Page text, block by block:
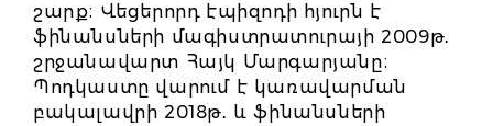
շարք։ Վեցերորդ էպիզոդի հյուրն է
ֆինանսների մագիստրատուրայի 2009թ․
շրջանավարտ Հայկ Մարգարյանը։
Պոդկաստը վարում է կառավարման
բակալավրի 2018թ․ և ֆինանսների